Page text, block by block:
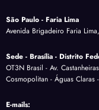
São Paulo - Faria Lima
Avenida Brigadeiro Faria
Sede - Brasília - Distrito
OT3N Brasil - Av.
Cosmopolitan - Águas Claras
E-mails: